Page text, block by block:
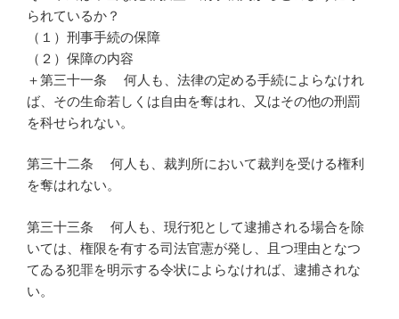
られているか？
（１）刑事手続の保障
（２）保障の内容
＋第三十一条 何人も、法律の定める手続によらなけれ
ば、その生命若しくは自由を奪はれ、又はその他の刑罰
を科せられない。
第三十二条 何人も、裁判所において裁判を受ける権利
を奪はれない。
第三十三条 何人も、現行犯として逮捕される場合を除
いては、権限を有する司法官憲が発し、且つ理由となつ
てゐる犯罪を明示する令状によらなければ、逮捕されな
い。